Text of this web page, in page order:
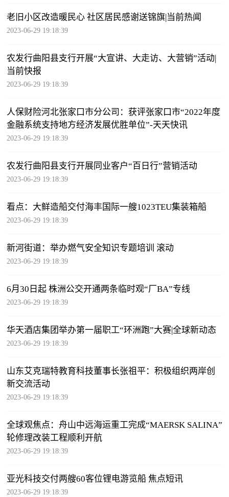
老旧小区改造暖民心 社区居民感谢送锦旗|当前热闻
2023-06-29 19:18:39
农发行曲阳县支行开展“大宣讲、大走访、大营销”活动|
当前快报
2023-06-29 19:18:39
人保财险河北张家口市分公司：获评张家口市“2022年度
金融系统支持地方经济发展优胜单位”-天天快讯
2023-06-29 19:18:39
农发行曲阳县支行开展同业客户“百日行”营销活动
2023-06-29 19:18:39
看点：大鲜造船交付海丰国际一艘1023TEU集装箱船
2023-06-29 19:18:39
新河街道：举办燃气安全知识专题培训 滚动
2023-06-29 19:18:39
6月30日起 株洲公交开通两条临时观“厂BA”专线
2023-06-29 19:18:39
华天酒店集团举办第一届职工“环洲跑”大赛|全球新动态
2023-06-29 19:18:39
山东艾克瑞特教育科技董事长张祖平：积极组织两岸创
新交流活动
2023-06-29 19:18:39
全球观焦点：舟山中远海运重工完成“MAERSK SALINA”
轮修理改装工程顺利开航
2023-06-29 19:18:39
亚光科技交付两艘60客位锂电游览船 焦点短讯
2023-06-29 19:18:39